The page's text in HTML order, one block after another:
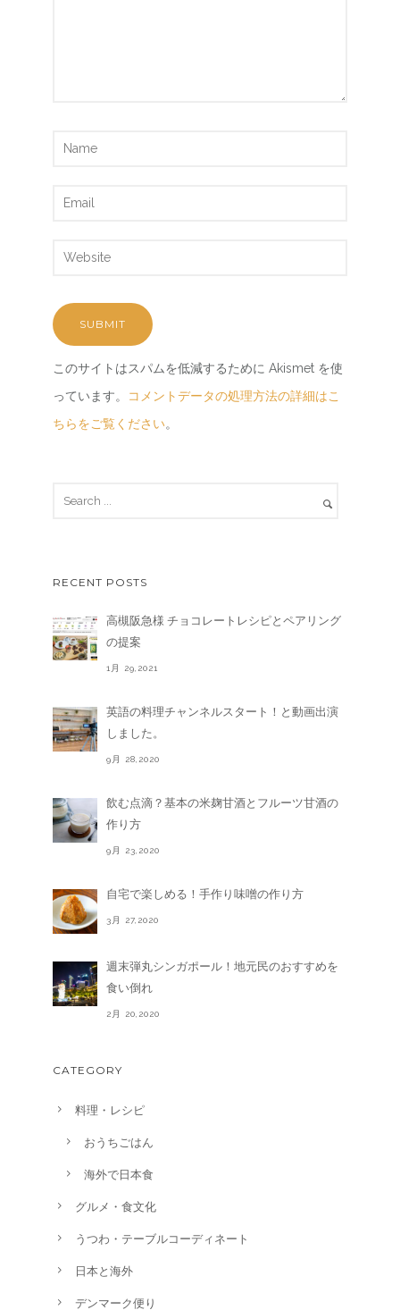
このサイトはスパムを低減するために Akismet を使
っています。
コメントデータの処理方法の詳細はこ
ちらをご覧ください。
RECENT POSTS
高槻阪急様 チョコレートレシピとペアリング
の提案
1月 29,2021
英語の料理チャンネルスタート！と動画出演
しました。
9月 28,2020
飲む点滴？基本の米麹甘酒とフルーツ甘酒の
作り方
9月 23,2020
自宅で楽しめる！手作り味噌の作り方
3月 27,2020
週末弾丸シンガポール！地元民のおすすめを
食い倒れ
2月 20,2020
CATEGORY
料理・レシピ
おうちごはん
海外で日本食
グルメ・食文化
うつわ・テーブルコーディネート
日本と海外
デンマーク便り